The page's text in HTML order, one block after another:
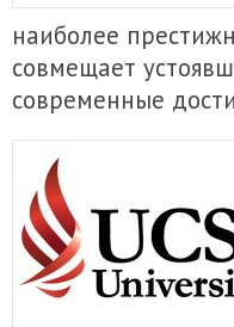
наиболее
совмещает
современные